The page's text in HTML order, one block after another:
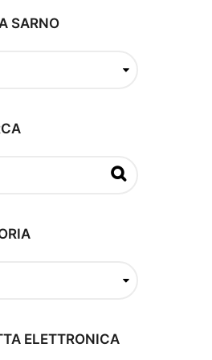
SARNO
ELETTRONICA